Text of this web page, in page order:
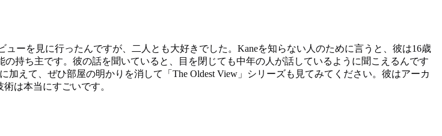
ーを見に行ったんですが、二人とも大好きでした。Kaneを知らない人のために言うと、彼は16歳
持ち主です。彼の話を聞いていると、目を閉じても中年の人が話しているように聞こえるんです
えて、ぜひ部屋の明かりを消して「The Oldest View」シリーズも見てみてください。彼はアーカ
は本当にすごいです。